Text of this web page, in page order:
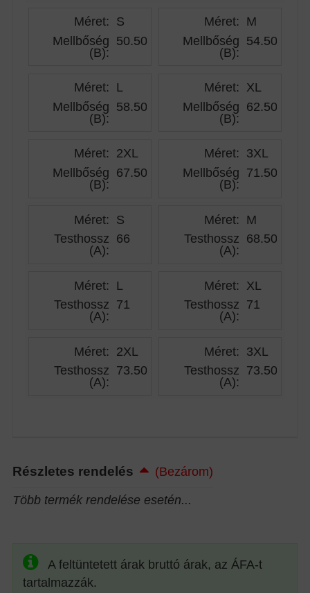
Méret: S
Mellbőség
(B):
50.50
Méret: M
Mellbőség
(B):
54.50
Méret: L
Mellbőség
(B):
58.50
Méret: XL
Mellbőség
(B):
62.50
Méret: 2XL
Mellbőség
(B):
67.50
Méret: 3XL
Mellbőség
(B):
71.50
Méret: S
Testhossz
(A):
66
Méret: M
Testhossz
(A):
68.50
Méret: L
Testhossz
(A):
71
Méret: XL
Testhossz
(A):
71
Méret: 2XL
Testhossz
(A):
73.50
Méret: 3XL
Testhossz
(A):
73.50
Részletes rendelés
(Bezárom)
Több termék rendelése esetén...
A feltüntetett árak bruttó árak, az ÁFA-t
tartalmazzák.